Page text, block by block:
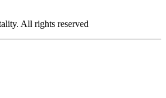
All rights reserved